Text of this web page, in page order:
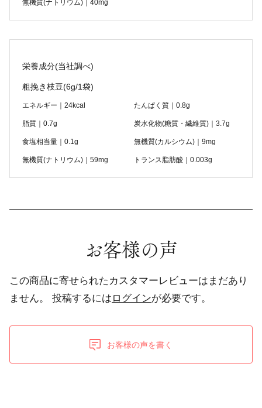
無機質(ナトリウム)｜40mg
栄養成分(当社調べ)
粗挽き枝豆(6g/1袋)
エネルギー｜24kcal たんぱく質｜0.8g
脂質｜0.7g 炭水化物(糖質・繊維質)｜3.7g
食塩相当量｜0.1g 無機質(カルシウム)｜9mg
無機質(ナトリウム)｜59mg トランス脂肪酸｜0.003g
お客様の声
この商品に寄せられたカスタマーレビューはまだあり
ません。
投稿するには ログインが必要です。
お客様の声を書く